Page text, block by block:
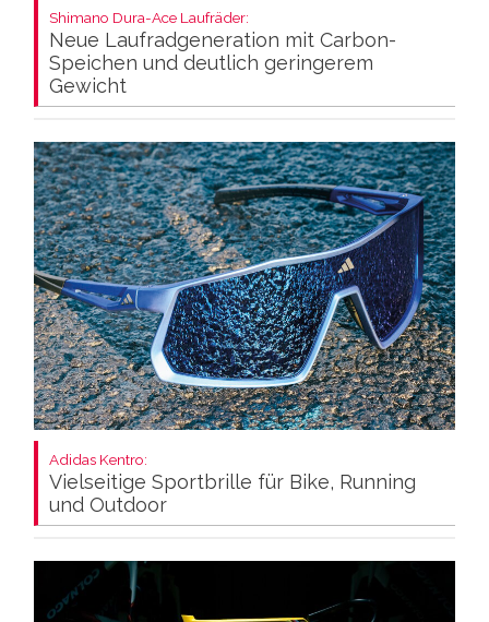
Shimano Dura-Ace Laufräder:
Neue Laufradgeneration mit Carbon-
Speichen und deutlich geringerem
Gewicht
Adidas Kentro:
Vielseitige Sportbrille für Bike, Running
und Outdoor